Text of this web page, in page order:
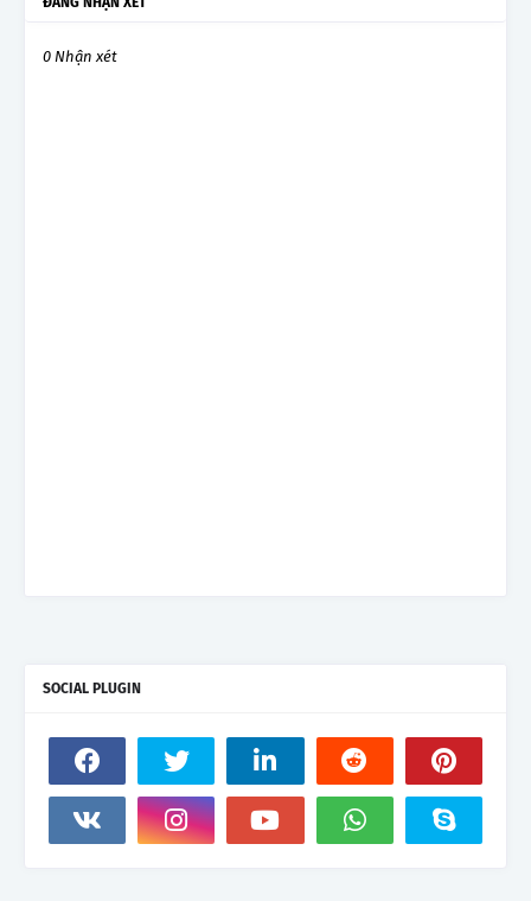
0 Nhận xét
SOCIAL PLUGIN